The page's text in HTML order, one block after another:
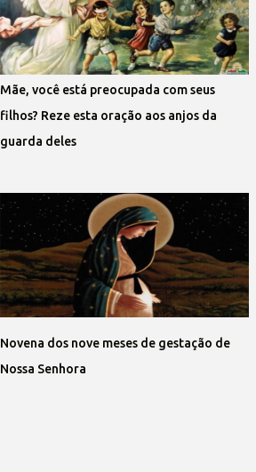
Mãe, você está preocupada com seus
filhos? Reze esta oração aos anjos da
guarda deles
Novena dos nove meses de gestação de
Nossa Senhora